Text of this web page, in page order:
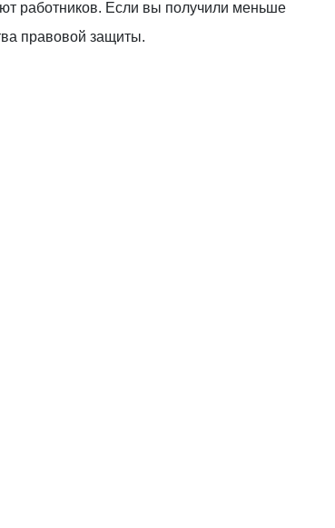
работников. Если вы получили меньше
правовой защиты.